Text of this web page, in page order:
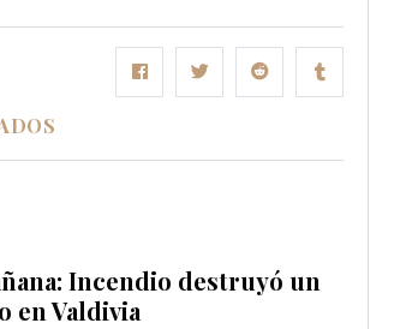
Incendio destruyó un
en Valdivia